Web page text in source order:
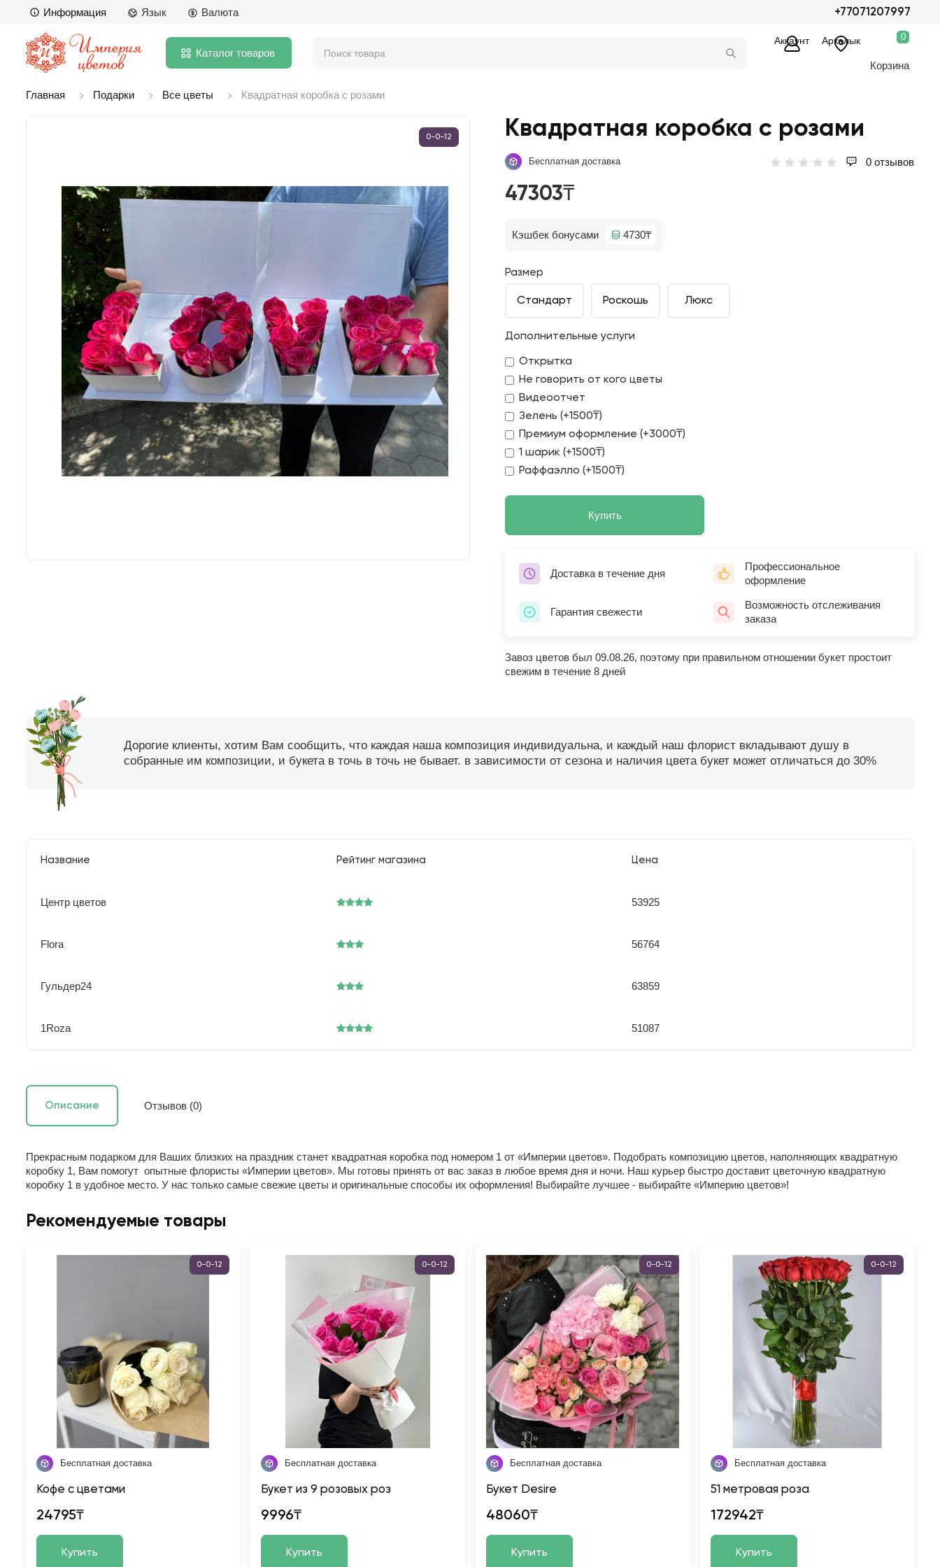
Информация Язык Валюта +77071207997
Каталог товаров
Аккаунт Аркалык 0
Корзина
Главная Подарки Все цветы Квадратная коробка с розами
0-0-12 Квадратная коробка с розами
Бесплатная доставка 0 отзывов
47303₸
Кэшбек бонусами 4730₸
Размер
Стандарт Роскошь Люкс
Дополнительные услуги
Открытка
Не говорить от кого цветы
Видеоотчет
Зелень (+1500₸)
Премиум оформление (+3000₸)
1 шарик (+1500₸)
Раффаэлло (+1500₸)
Купить
Доставка в течение дня
Профессиональное
оформление
Гарантия свежести
Возможность отслеживания
заказа
Завоз цветов был 09.08.26, поэтому при правильном отношении букет простоит
свежим в течение 8 дней
Дорогие клиенты, хотим Вам сообщить, что каждая наша композиция индивидуальна, и каждый наш флорист вкладывают душу в
собранные им композиции, и букета в точь в точь не бывает. в зависимости от сезона и наличия цвета букет может отличаться до 30%
Название Рейтинг магазина Цена
Центр цветов 53925
Flora 56764
Гульдер24 63859
1Roza 51087
Описание Отзывов (0)
Прекрасным подарком для Ваших близких на праздник станет квадратная коробка под номером 1 от «Империи цветов». Подобрать композицию цветов, наполняющих квадратную
коробку 1, Вам помогут опытные флористы «Империи цветов». Мы готовы принять от вас заказ в любое время дня и ночи. Наш курьер быстро доставит цветочную квадратную
коробку 1 в удобное место. У нас только самые свежие цветы и оригинальные способы их оформления! Выбирайте лучшее - выбирайте «Империю цветов»!
Рекомендуемые товары
0-0-12
Бесплатная доставка
Кофе с цветами
24795₸
Купить
0-0-12
Бесплатная доставка
Букет из 9 розовых роз
9996₸
Купить
0-0-12
Бесплатная доставка
Букет Desire
48060₸
Купить
0-0-12
Бесплатная доставка
51 метровая роза
172942₸
Купить